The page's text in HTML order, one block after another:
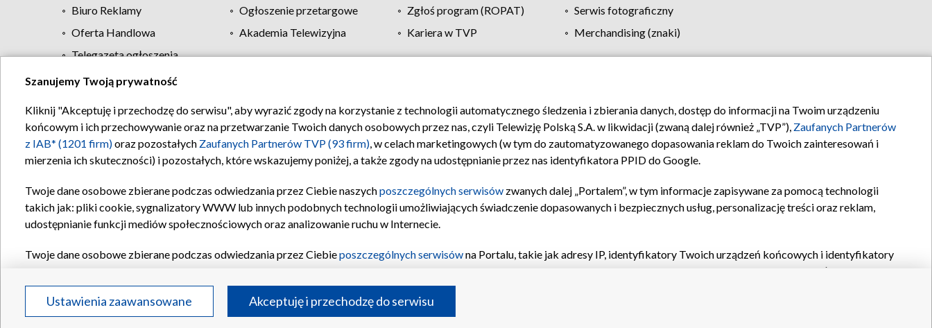
Biuro Reklamy
Ogłoszenie przetargowe Zgłoś program (ROPAT)
Serwis fotograficzny
Oferta Handlowa
Akademia Telewizyjna Kariera w TVP
Merchandising (znaki)
Telegazeta ogłoszenia
Regulamin TVP Polityka prywatności Moje zgody Pomoc Biuro reklamy Kontakt
Szanujemy Twoją prywatność
Kliknij "Akceptuję i przechodzę do serwisu", aby wyrazić zgody na korzystanie z technologii automatycznego śledzenia i zbierania danych, dostęp do informacji na Twoim urządzeniu
końcowym i ich przechowywanie oraz na przetwarzanie Twoich danych osobowych przez nas, czyli Telewizję Polską S.A. w likwidacji (zwaną dalej również „TVP”), Zaufanych Partnerów
z IAB* (1201 firm)oraz pozostałych Zaufanych Partnerów TVP (93 firm), w celach marketingowych (w tym do zautomatyzowanego dopasowania reklam do Twoich zainteresowań i
mierzenia ich skuteczności) i pozostałych, które wskazujemy poniżej, a także zgody na udostępnianie przez nas identyfikatora PPID do Google.
Twoje dane osobowe zbierane podczas odwiedzania przez Ciebie naszychposzczególnych serwisów zwanych dalej „Portalem”, w tym informacje zapisywane za pomocą technologii
takich jak: pliki cookie, sygnalizatory WWW lub innych podobnych technologii umożliwiających świadczenie dopasowanych i bezpiecznych usług, personalizację treści oraz reklam,
udostępnianie funkcji mediów społecznościowych oraz analizowanie ruchu w Internecie.
Twoje dane osobowe zbierane podczas odwiedzania przez Ciebieposzczególnych serwisówna Portalu, takie jak adresy IP, identyfikatory Twoich urządzeń końcowych i identyfikatory
oraz pozostałych
Partnerów TVPdla realizacji następujących celów i funkcji: przechowywania informacji na urządzeniu lub dostęp do nich, wyboru podstawowych reklam, wyboru spersonalizowanych
reklam, tworzenia profilu spersonalizowanych reklam, tworzenia profilu spersonalizowanych treści, wyboru spersonalizowanych treści, pomiaru wydajności reklam, pomiaru wydajności
treści, stosowania badań rynkowych w celu generowania opinii odbiorców, opracowywania i ulepszania produktów, zapewnienia bezpieczeństwa, zapobiegania oszustwom i usuwania
Ustawienia zaawansowane Akceptuję i przechodzę do serwisu